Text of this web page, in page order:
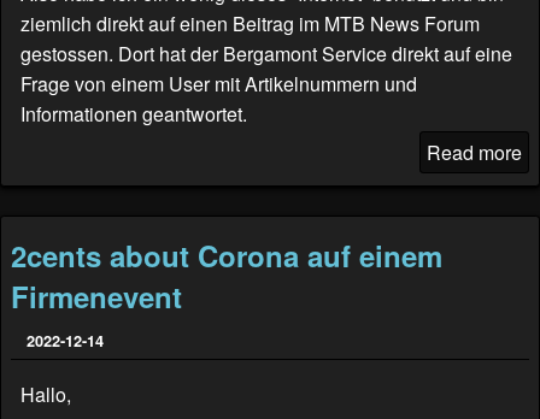
ziemlich direkt auf einen Beitrag im MTB News Forum
gestossen. Dort hat der Bergamont Service direkt auf eine
Frage von einem User mit Artikelnummern und
Informationen geantwortet.
Read more
2cents about Corona auf einem
Firmenevent
2022-12-14
Hallo,